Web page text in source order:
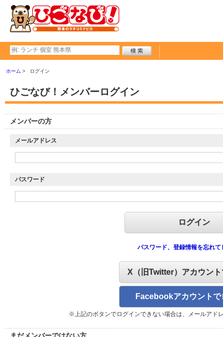
ホーム ログイン
ひごなび！メンバーログイン
メンバーの方
メールアドレス
パスワード
パスワード、登録情報を忘れて
X（旧Twitter）アカウン
Facebookアカウントで
※上記のボタンでログインできない場合は、メールアド